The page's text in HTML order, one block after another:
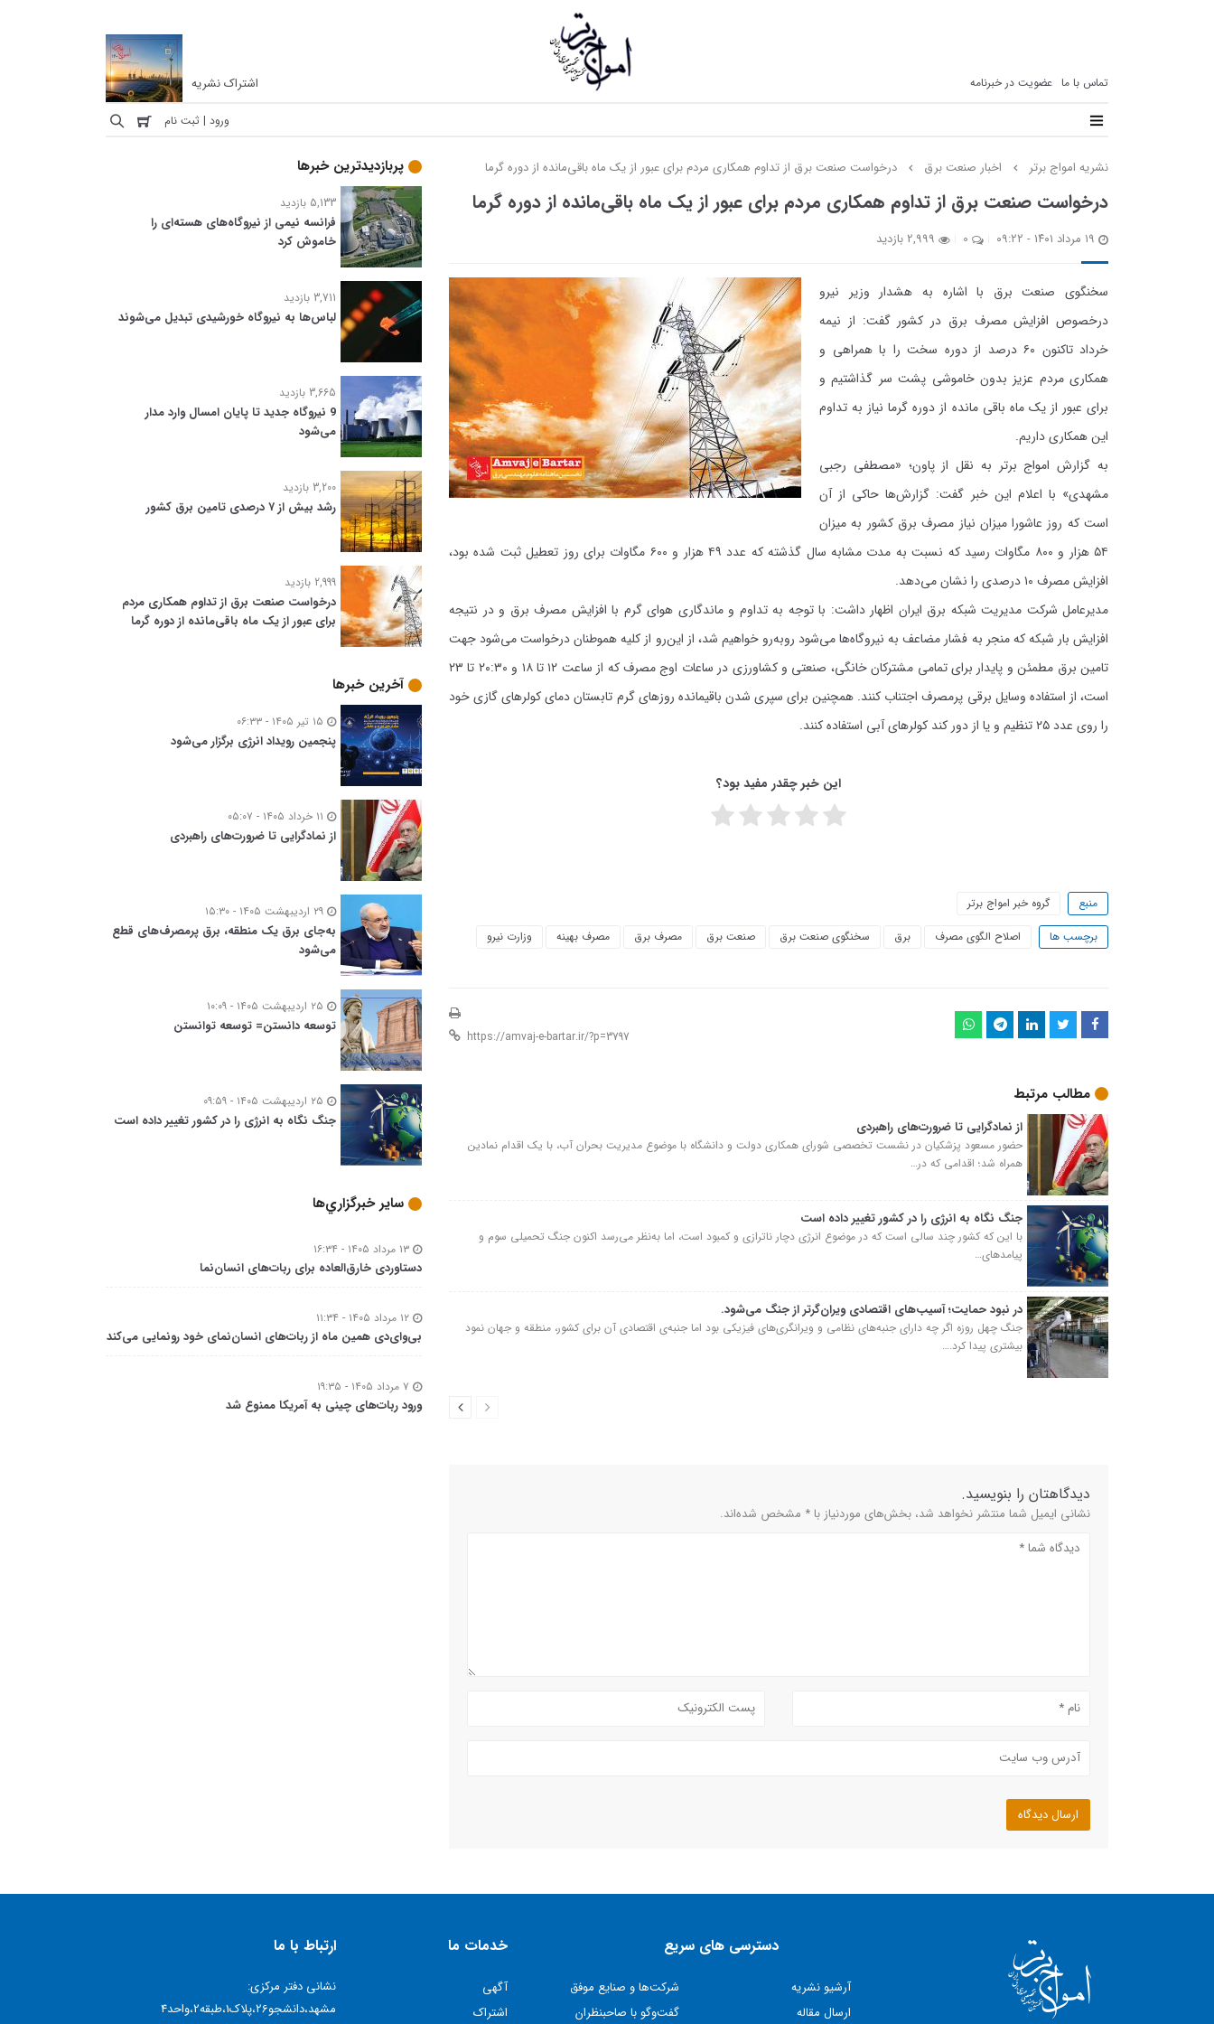
تماس با ما عضویت در خبرنامه
برتر
نخستین
مهندسی
برق
ایران
اشتراک نشریه
ورود | ثبت نام
نشریه امواج برتر اخبار صنعت برق درخواست صنعت برق از تداوم همکاری مردم برای عبور از یک ماه باقی‌مانده از دوره گرما
درخواست صنعت برق از تداوم همکاری مردم برای عبور از یک ماه باقی‌مانده از دوره گرما
0
سخنگوی صنعت برق با اشاره به هشدار وزیر نیرو
درخصوص افزایش مصرف برق در کشور گفت: از نیمه
خرداد تاکنون ۶۰ درصد از دوره سخت را با همراهی و
همکاری مردم عزیز بدون خاموشی پشت سر گذاشتیم و
برای عبور از یک ماه باقی مانده از دوره گرما نیاز به تداوم
این همکاری داریم.
به گزارش امواج برتر به نقل از پاون؛ «مصطفی رجبی
مشهدی» با اعلام این خبر گفت: گزارش‌ها حاکی از آن
است که روز عاشورا میزان نیاز مصرف برق کشور به میزان
۵۴ هزار و ۸۰۰ مگاوات رسید که نسبت به مدت مشابه سال گذشته که عدد ۴۹ هزار و ۶۰۰ مگاوات برای روز تعطیل ثبت شده بود،
افزایش مصرف ۱۰ درصدی را نشان می‌دهد.
مدیرعامل شرکت مدیریت شبکه برق ایران اظهار داشت: با توجه به تداوم و ماندگاری هوای گرم با افزایش مصرف برق و‌ در نتیجه
افزایش بار شبکه که منجر به فشار مضاعف به نیروگاه‌ها می‌شود روبه‌رو خواهیم شد، از این‌رو از کلیه هموطنان درخواست می‌شود جهت
تامین برق مطمئن و پایدار برای تمامی مشترکان خانگی، صنعتی و کشاورزی در ساعات اوج مصرف که از ساعت ۱۲ تا ۱۸ و ۲۰:۳۰ تا ۲۳
است، از استفاده وسایل برقی پرمصرف اجتناب کنند. همچنین برای سپری شدن باقیمانده روزهای گرم تابستان دمای کولرهای گازی خود
را روی عدد ۲۵ تنظیم و یا از دور کند کولرهای آبی استفاده کنند.
این خبر چقدر مفید بود؟
منبع
گروه خبر امواج برتر
برچسب ها
اصلاح الگوی مصرف برق سخنگوی صنعت برق صنعت برق مصرف برق مصرف بهينه وزارت نيرو
مطالب مرتبط
از نمادگرایی تا ضرورت‌های راهبردی
حضور مسعود پزشکیان در نشست تخصصی شورای همکاری دولت و دانشگاه با موضوع مدیریت بحران آب، با یک اقدام نمادین
همراه شد؛ اقدامی که در…
جنگ نگاه به انرژی را در کشور تغییر داده است
با این که کشور چند سالی است که در موضوع انرژی دچار ناترازی و کمبود است، اما به‌نظر می‌رسد اکنون جنگ تحمیلی سوم و
پیامدهای…
در نبود حمایت؛ آسیب‌های اقتصادی ویران‌گرتر از جنگ می‌شود.
جنگ چهل روزه اگر چه دارای جنبه‌های نظامی و ویرانگری‌های فیزیکی بود اما جنبه‌ی اقتصادی آن برای کشور، منطقه و جهان نمود
بیشتری پیدا کرد.…
دیدگاهتان را بنویسید.
نشانی ایمیل شما منتشر نخواهد شد، بخش‌های موردنیاز با * مشخص شده‌اند.
پربازدیدترین خبرها
5,133 بازدید
فرانسه نیمی از نیروگاه‌های هسته‌ای را
خاموش کرد
3,711 بازدید
لباس‌ها به نیروگاه خورشیدی تبدیل می‌شوند
3,665 بازدید
9 نیروگاه جدید تا پایان امسال وارد مدار
می‌شود
3,200 بازدید
رشد بیش از ۷ درصدی تامین برق کشور
2,999 بازدید
درخواست صنعت برق از تداوم همکاری مردم
برای عبور از یک ماه باقی‌مانده از دوره گرما
آخرین خبرها
پنجمین رویداد انرژی برگزار می‌شود
از نمادگرایی تا ضرورت‌های راهبردی
به‌جای برق یک منطقه، برق پرمصرف‌های قطع
می‌شود
توسعه‌ دانستن= توسعه توانستن
جنگ نگاه به انرژی را در کشور تغییر داده است
ساير خبرگزاري‌ها
دستاوردی خارق‌العاده برای ربات‌های انسان‌نما
بی‌وای‌دی همین ماه از ربات‌های انسان‌نمای خود رونمایی می‌کند
ورود ربات‌های چینی به آمریکا ممنوع شد
دسترسی های سریع
آرشیو نشریه
ارسال مقاله
شركت‌ها و صنايع موفق
گفت‌وگو با صاحبنظران
خدمات ما
آگهی
اشتراک
ارتباط با ما
نشانی دفتر مرکزی:
مشهد،دانشجو26،پلاک1،طبقه2،واحد4